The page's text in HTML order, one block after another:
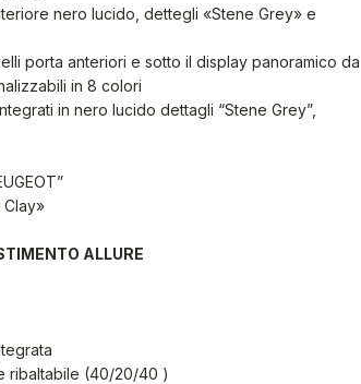
nero lucido, dettegli «Stene Grey» e
porta anteriori e sotto il display panoramico da
in 8 colori
in nero lucido dettagli “Stene Grey”,
ALLURE
ribaltabile (40/20/40 )